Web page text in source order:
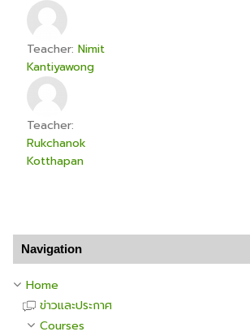
Teacher: Nimit
Kantiyawong
Teacher:
Rukchanok
Kotthapan
Navigation
Home
ข่าวและประกาศ
Courses